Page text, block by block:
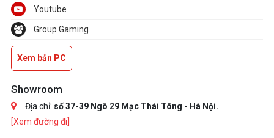
Youtube
Group Gaming
Xem bản PC
Showroom
Địa chỉ: số 37-39 Ngõ 29 Mạc Thái Tông - Hà Nội.
[Xem đường đi]